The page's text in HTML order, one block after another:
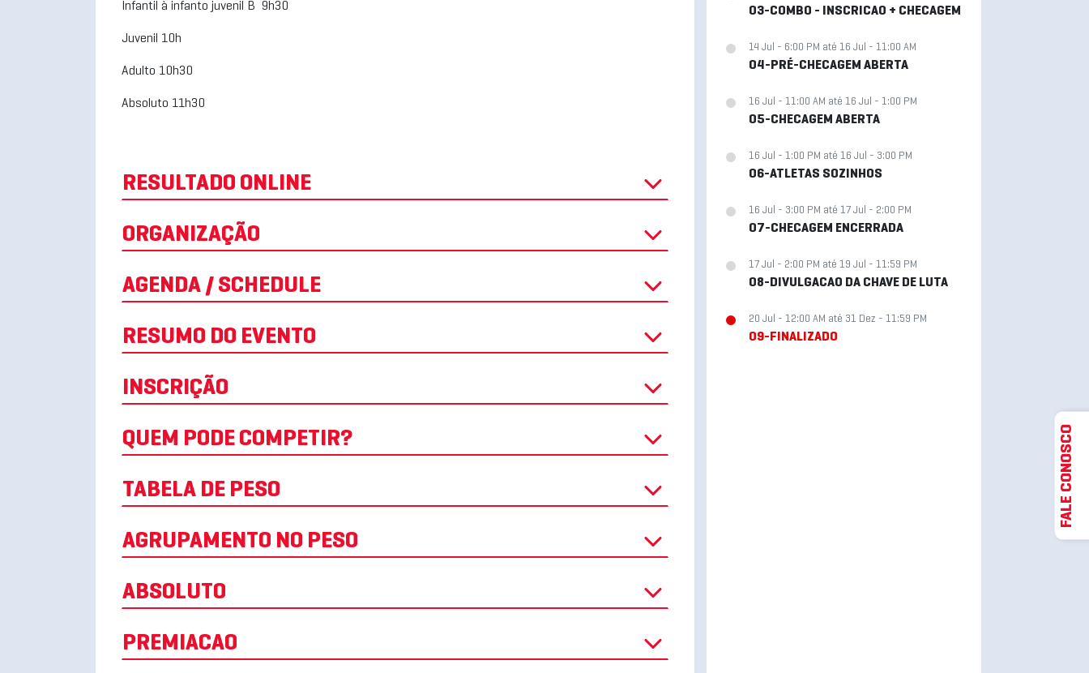
Infantil à infanto juvenil B 9h30
Juvenil 10h
Adulto 10h30
Absoluto 11h30
RESULTADO ONLINE
ORGANIZAÇÃO
AGENDA / SCHEDULE
RESUMO DO EVENTO
INSCRIÇÃO
QUEM PODE COMPETIR?
TABELA DE PESO
AGRUPAMENTO NO PESO
ABSOLUTO
PREMIACAO
03-COMBO - INSCRICAO + CHECAGEM
14 Jul - 6:00 PM até 16 Jul - 11:00 AM
04-PRÉ-CHECAGEM ABERTA
16 Jul - 11:00 AM até 16 Jul - 1:00 PM
05-CHECAGEM ABERTA
16 Jul - 1:00 PM até 16 Jul - 3:00 PM
06-ATLETAS SOZINHOS
16 Jul - 3:00 PM até 17 Jul - 2:00 PM
07-CHECAGEM ENCERRADA
17 Jul - 2:00 PM até 19 Jul - 11:59 PM
08-DIVULGACAO DA CHAVE DE LUTA
20 Jul - 12:00 AM até 31 Dez - 11:59 PM
09-FINALIZADO
FALE CONOSCO